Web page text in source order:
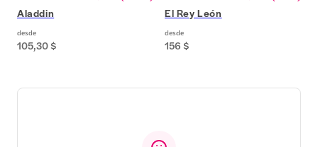
Aladdin
desde
105,30 $
El Rey León
desde
156 $